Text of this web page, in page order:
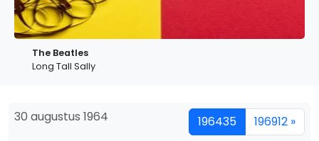
The Beatles
Long Tall Sally
30 augustus 1964 196435 196912 »